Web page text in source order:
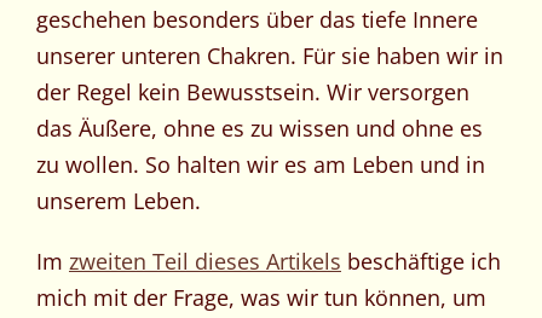
geschehen besonders über das tiefe Innere
unserer unteren Chakren. Für sie haben wir in
der Regel kein Bewusstsein. Wir versorgen
das Äußere, ohne es zu wissen und ohne es
zu wollen. So halten wir es am Leben und in
unserem Leben.
Im zweiten Teil dieses Artikels beschäftige ich
mich mit der Frage, was wir tun können, um